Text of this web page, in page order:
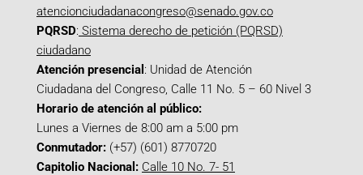
atencionciudadanacongreso@senado.gov.co
PQRSD: Sistema derecho de petición (PQRSD)
ciudadano
Atención presencial : Unidad de Atención
Ciudadana del Congreso, Calle 11 No. 5 – 60 Nivel 3
Horario de atención al público:
Lunes a Viernes de 8:00 am a 5:00 pm
Conmutador: (+57) (601) 8770720
Capitolio Nacional: Calle 10 No. 7- 51